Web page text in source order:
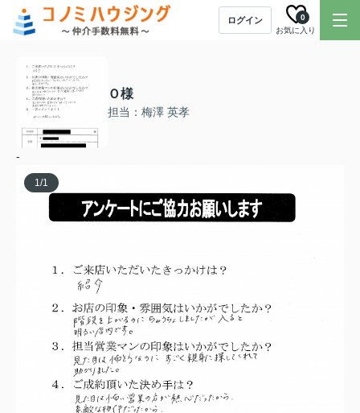
ログイン
お気に入り
0
Ｏ様
担当：梅澤 英孝
-
1/1